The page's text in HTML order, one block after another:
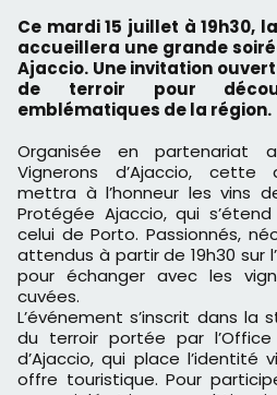
Ce mardi 15 juillet à 19h30,
accueillera une grande
Ajaccio. Une invitation
de terroir pour
emblématiques de la région.
Organisée en partenariat
Vignerons d’Ajaccio, cette
mettra à l’honneur les vins
Protégée Ajaccio, qui
celui de Porto. Passionnés,
attendus à partir de 19h30 sur
pour échanger avec les
cuvées.
L’événement s’inscrit dans
du terroir portée par
d’Ajaccio, qui place
offre touristique. Pour